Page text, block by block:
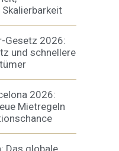
Gesetz 2026:
und schnellere
2026:
Mietregeln
Das globale